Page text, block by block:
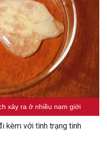
xảy ra ở nhiều nam giới
kèm với tình trạng tinh